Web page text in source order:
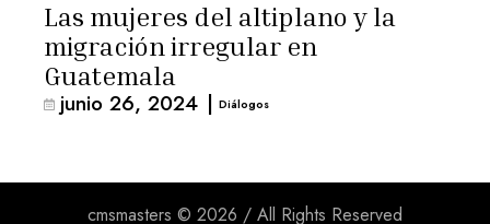
Las mujeres del altiplano y la
migración irregular en
Guatemala
junio 26, 2024 | Diálogos
cmsmasters © 2026 / All Rights Reserved